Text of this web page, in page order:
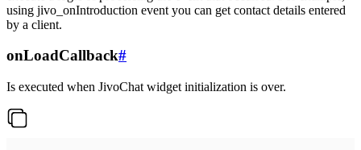
using jivo_onIntroduction event you can get contact details entered
by a client.
onLoadCallback#
Is executed when JivoChat widget initialization is over.